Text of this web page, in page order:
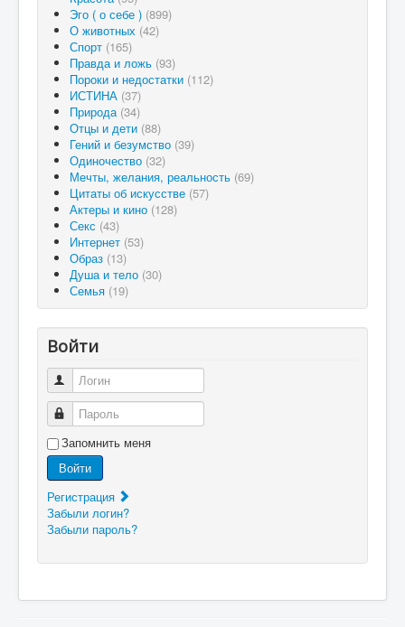
Эго ( о себе ) (899)
О животных (42)
Спорт (165)
Правда и ложь (93)
Пороки и недостатки (112)
ИСТИНА (37)
Природа (34)
Отцы и дети (88)
Гений и безумство (39)
Одиночество (32)
Мечты, желания, реальность (69)
Цитаты об искусстве (57)
Актеры и кино (128)
Секс (43)
Интернет (53)
Образ (13)
Душа и тело (30)
Семья (19)
Войти
Логин
Пароль
Запомнить меня
Войти
Регистрация
Забыли логин?
Забыли пароль?